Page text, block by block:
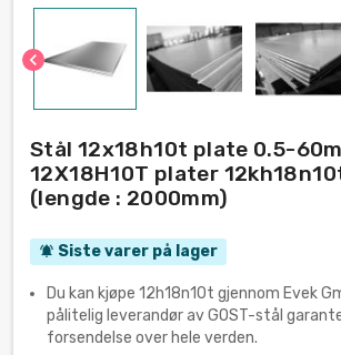
chevron_left
Stål 12x18h10t plate 0.5-
12Х18Н10Т plater
(lengde : 2000mm)
notifications_active Siste varer på lager
Du kan kjøpe 12h18n10t gjennom Evek
pålitelig leverandør av GOST-stål
forsendelse over hele verden.